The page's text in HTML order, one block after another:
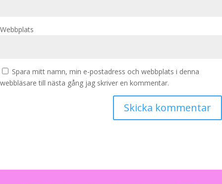
Webbplats
Spara mitt namn, min e-postadress och webbplats i denna
webbläsare till nästa gång jag skriver en kommentar.